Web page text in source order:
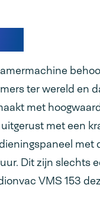
ter wereld en
met
met een
met
Dit zijn slechts
VMS 153